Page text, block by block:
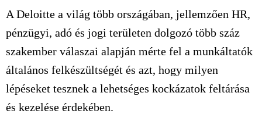
A Deloitte a világ több országában, jellemzően HR,
pénzügyi, adó és jogi területen dolgozó több száz
szakember válaszai alapján mérte fel a munkáltatók
általános felkészültségét és azt, hogy milyen
lépéseket tesznek a lehetséges kockázatok feltárása
és kezelése érdekében.